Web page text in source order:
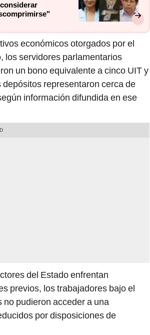
económicos otorgados por el
los servidores parlamentarios
un bono equivalente a cinco UIT y
representaron cerca de
información difundida en ese
del Estado enfrentan
previos, los trabajadores bajo el
pudieron acceder a una
por disposiciones de